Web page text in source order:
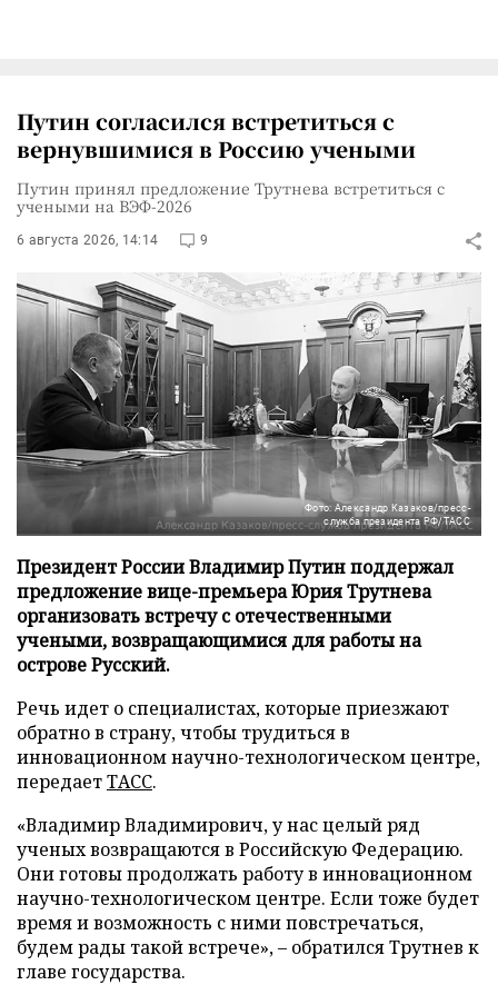
Путин согласился встретиться с
вернувшимися в Россию учеными
Путин принял предложение Трутнева встретиться с
учеными на ВЭФ-2026
6 августа 2026, 14:14 9
Фото: Александр Казаков/пресс-
служба президента РФ/ТАСС
Президент России Владимир Путин поддержал
предложение вице-премьера Юрия Трутнева
организовать встречу с отечественными
учеными, возвращающимися для работы на
острове Русский.
Речь идет о специалистах, которые приезжают
обратно в страну, чтобы трудиться в
инновационном научно-технологическом центре,
передаетТАСС.
«Владимир Владимирович, у нас целый ряд
ученых возвращаются в Российскую Федерацию.
Они готовы продолжать работу в инновационном
научно-технологическом центре. Если тоже будет
время и возможность с ними повстречаться,
будем рады такой встрече», – обратился Трутнев к
главе государства.